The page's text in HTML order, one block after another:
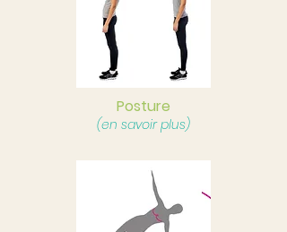
Posture
(en savoir plus)